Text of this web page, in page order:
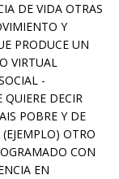
DE VIDA OTRAS
Y
PRODUCE UN
VIRTUAL
-
QUIERE DECIR
POBRE Y DE
OTRO
CON
EN